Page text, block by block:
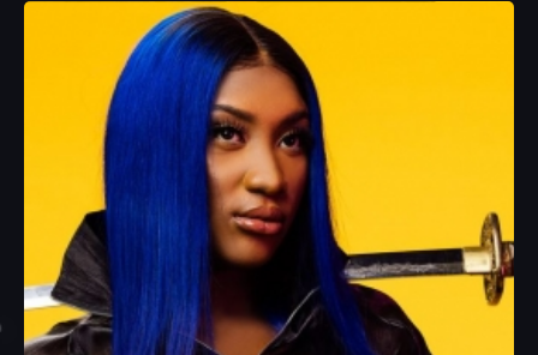
offrira à tous les participants une soirée unique,
avec une session dans le plus pur style Hilton qui
plongera la salle dans une ambiance rose.